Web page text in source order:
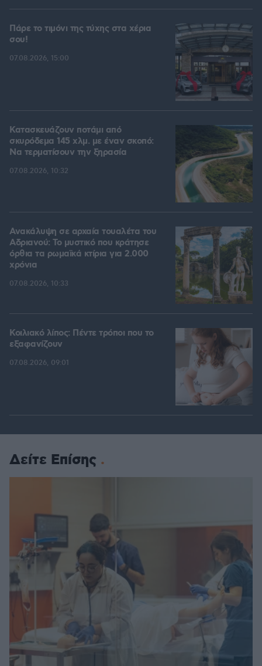
Πάρε το τιμόνι της τύχης στα χέρια
σου!
07.08.2026, 15:00
Κατασκευάζουν ποτάμι από
σκυρόδεμα 145 χλμ. με έναν σκοπό:
Να τερματίσουν την ξηρασία
07.08.2026, 10:32
Ανακάλυψη σε αρχαία τουαλέτα του
Αδριανού: Το μυστικό που κράτησε
όρθια τα ρωμαϊκά κτίρια για 2.000
χρόνια
07.08.2026, 10:33
Κοιλιακό λίπος: Πέντε τρόποι που το
εξαφανίζουν
07.08.2026, 09:01
Δείτε Επίσης